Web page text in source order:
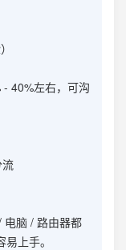
40%左右，可沟
电脑 / 路由器都
上手。